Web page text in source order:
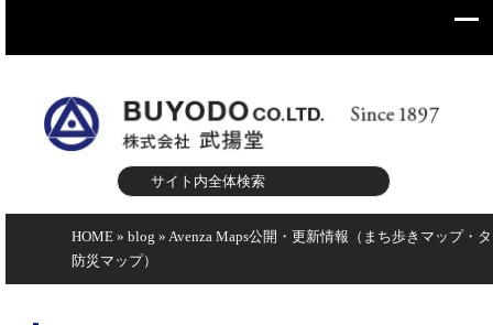
HOME » blog » Avenza Maps公開・更新情報（まち歩きマップ・
防災マップ）